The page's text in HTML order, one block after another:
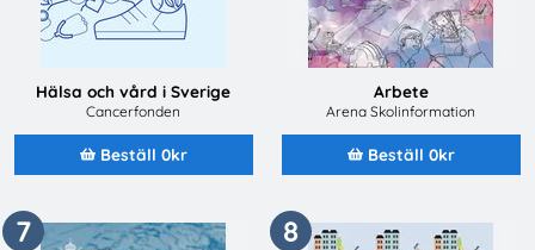
Hälsa och vård i Sverige
Cancerfonden
Beställ 0kr
Arbete
Arena Skolinformation
Beställ 0kr
7 8